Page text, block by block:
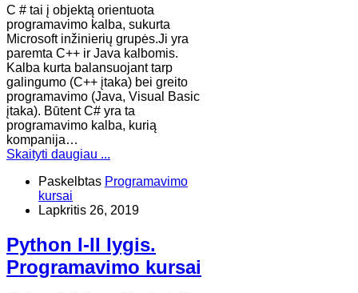
​C # tai į objektą orientuota
programavimo kalba, sukurta
Microsoft inžinierių grupės.Ji yra
paremta C++ ir Java kalbomis.
Kalba kurta balansuojant tarp
galingumo (C++ įtaka) bei greito
programavimo (Java, Visual Basic
įtaka). Būtent C# yra ta
programavimo kalba, kurią
kompanija…
Skaityti daugiau ...
Paskelbtas Programavimo
kursai
Lapkritis 26, 2019
Python I-II lygis.
Programavimo kursai